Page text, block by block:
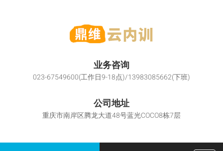
业务咨询
023-67549600(工作日9-18点)/13983085662(下班)
公司地址
重庆市南岸区腾龙大道48号蓝光COCO8栋7层